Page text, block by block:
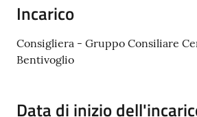
Amministrazione
Trasparente
b
Incarico
Consigliera - Gruppo Consiliare
Bentivoglio
Data di inizio